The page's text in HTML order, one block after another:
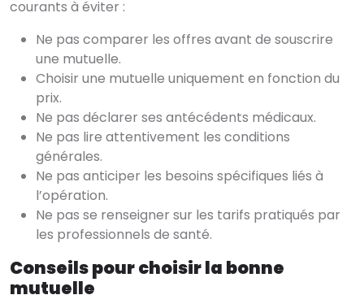
courants à éviter :
Ne pas comparer les offres avant de souscrire
une mutuelle.
Choisir une mutuelle uniquement en fonction du
prix.
Ne pas déclarer ses antécédents médicaux.
Ne pas lire attentivement les conditions
générales.
Ne pas anticiper les besoins spécifiques liés à
l’opération.
Ne pas se renseigner sur les tarifs pratiqués par
les professionnels de santé.
Conseils pour choisir la bonne
mutuelle